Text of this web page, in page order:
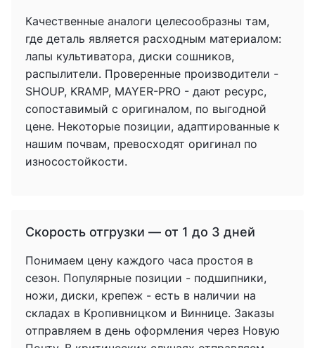
Качественные аналоги целесообразны там,
где деталь является расходным материалом:
лапы культиватора, диски сошников,
распылители. Проверенные производители -
SHOUP, KRAMP, MAYER-PRO - дают ресурс,
сопоставимый с оригиналом, по выгодной
цене. Некоторые позиции, адаптированные к
нашим почвам, превосходят оригинал по
износостойкости.
Скорость отгрузки — от 1 до 3 дней
Понимаем цену каждого часа простоя в
сезон. Популярные позиции - подшипники,
ножи, диски, крепеж - есть в наличии на
складах в Кропивницком и Виннице. Заказы
отправляем в день оформления через Новую